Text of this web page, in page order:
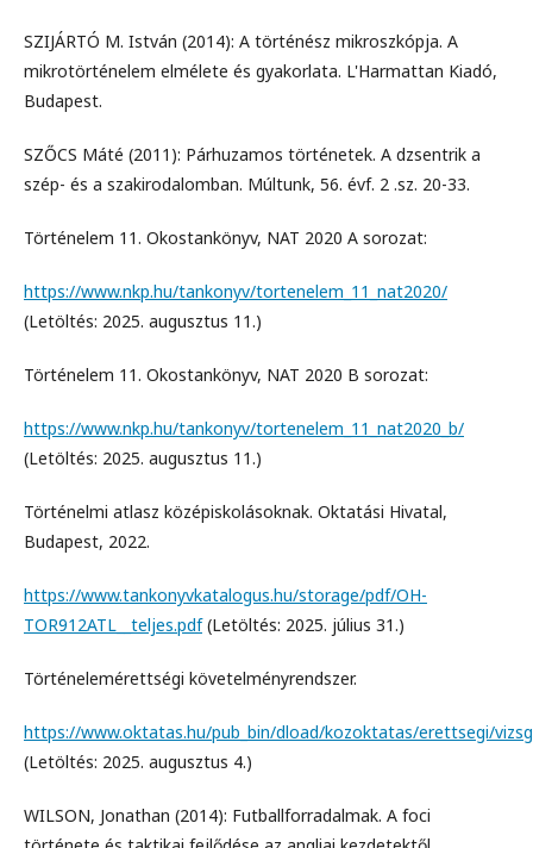
SZIJÁRTÓ M. István (2014): A történész mikroszkópja. A
mikrotörténelem elmélete és gyakorlata. L'Harmattan Kiadó,
Budapest.
SZŐCS Máté (2011): Párhuzamos történetek. A dzsentrik a
szép- és a szakirodalomban. Múltunk, 56. évf. 2 .sz. 20-33.
Történelem 11. Okostankönyv, NAT 2020 A sorozat:
https://www.nkp.hu/tankonyv/tortenelem_11_nat2020/
(Letöltés: 2025. augusztus 11.)
Történelem 11. Okostankönyv, NAT 2020 B sorozat:
https://www.nkp.hu/tankonyv/tortenelem_11_nat2020_b/
(Letöltés: 2025. augusztus 11.)
Történelmi atlasz középiskolásoknak. Oktatási Hivatal,
Budapest, 2022.
https://www.tankonyvkatalogus.hu/storage/pdf/OH-
TOR912ATL__teljes.pdf(Letöltés: 2025. július 31.)
Történelemérettségi követelményrendszer.
https://www.oktatas.hu/pub_bin/dload/kozoktatas/erettsegi/
(Letöltés: 2025. augusztus 4.)
WILSON, Jonathan (2014): Futballforradalmak. A foci